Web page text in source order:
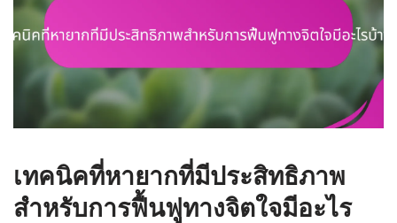
เทคนิคที่หายากที่มีประสิทธิภาพ
สำหรับการฟื้นฟูทางจิตใจมีอะไร